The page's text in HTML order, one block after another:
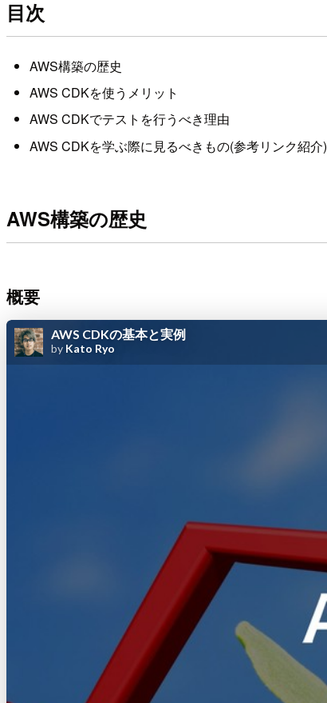
目次
AWS構築の歴史
AWS CDKを使うメリット
AWS CDKでテストを行うべき理由
AWS CDKを学ぶ際に見るべきもの(参考リンク紹介)
AWS構築の歴史
概要